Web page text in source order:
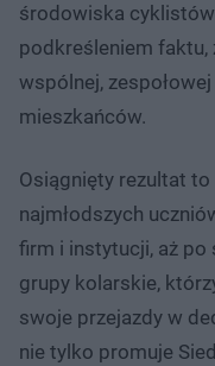
środowiska
podkreśleniem
wspólnej,
mieszkańców.
Osiągnięty rezultat
najmłodszych
firm i instytucji, aż
grupy kolarskie,
swoje przejazdy w
nie tylko promuje